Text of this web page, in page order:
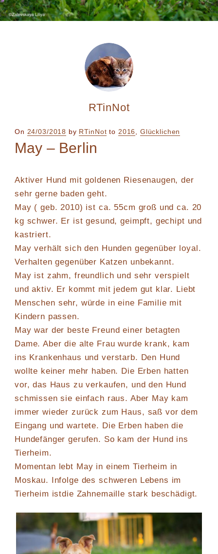
RTinNot
On Posted
24/03/2018 by RTinNot to 2016 Glücklichen
May – Berlin
Aktiver Hund mit goldenen Riesenaugen, der
sehr gerne baden geht.
May ( geb. 2010) ist ca. 55cm groß und ca. 20
kg schwer. Er ist gesund, geimpft, gechipt und
kastriert.
May verhält sich den Hunden gegenüber loyal.
Verhalten gegenüber Katzen unbekannt.
May ist zahm, freundlich und sehr verspielt
und aktiv. Er kommt mit jedem gut klar. Liebt
Menschen sehr, würde in eine Familie mit
Kindern passen.
May war der beste Freund einer betagten
Dame. Aber die alte Frau wurde krank, kam
ins Krankenhaus und verstarb. Den Hund
wollte keiner mehr haben. Die Erben hatten
vor, das Haus zu verkaufen, und den Hund
schmissen sie einfach raus. Aber May kam
immer wieder zurück zum Haus, saß vor dem
Eingang und wartete. Die Erben haben die
Hundefänger gerufen. So kam der Hund ins
Tierheim.
Momentan lebt May in einem Tierheim in
Moskau. Infolge des schweren Lebens im
Tierheim istdie Zahnemaille stark beschädigt.